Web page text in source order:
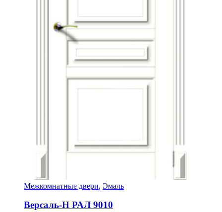
Межкомнатные двери, Эмаль
Версаль-Н РАЛ 9010